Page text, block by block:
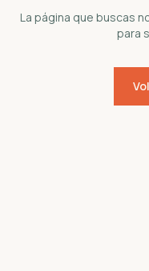
La página que buscas
para